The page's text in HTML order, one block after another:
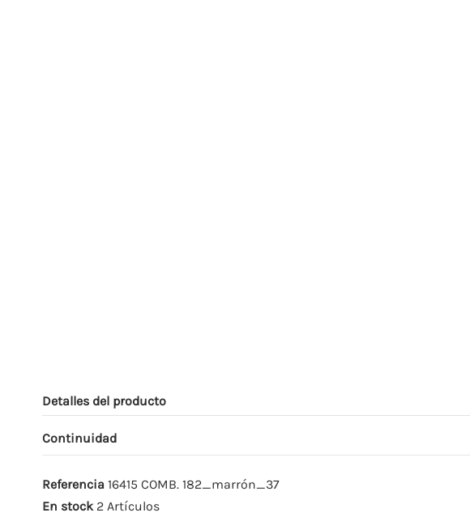
Detalles del producto
Continuidad
Referencia 16415 COMB. 182_marrón_37
En stock 2 Artículos